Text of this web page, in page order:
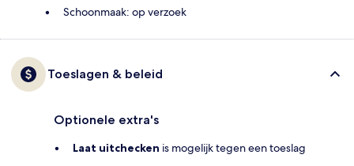
Schoonmaak: op verzoek
Toeslagen & beleid
Optionele extra's
Laat uitchecken is mogelijk tegen een toeslag